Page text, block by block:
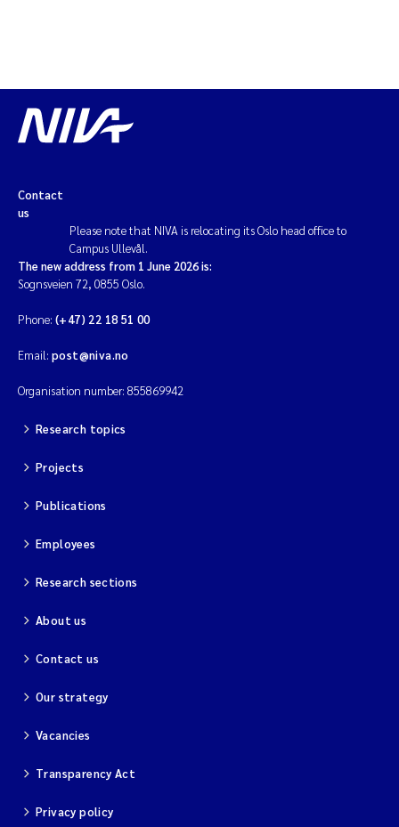
Contact
us
Please note that NIVA is relocating its Oslo head office to
Campus Ullevål.
The new address from 1 June 2026 is:
Sognsveien 72, 0855 Oslo.
Phone: (+47) 22 18 51 00
Email: post@niva.no
Organisation number: 855869942
Research topics
Projects
Publications
Employees
Research sections
About us
Contact us
Our strategy
Vacancies
Transparency Act
Privacy policy